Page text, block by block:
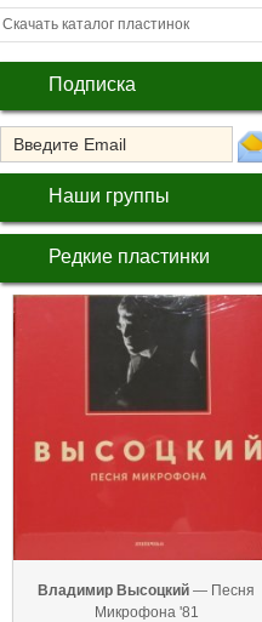
Скачать каталог пластинок
Подписка
Наши группы
Редкие пластинки
Владимир Высоцкий — Песня
Микрофона '81